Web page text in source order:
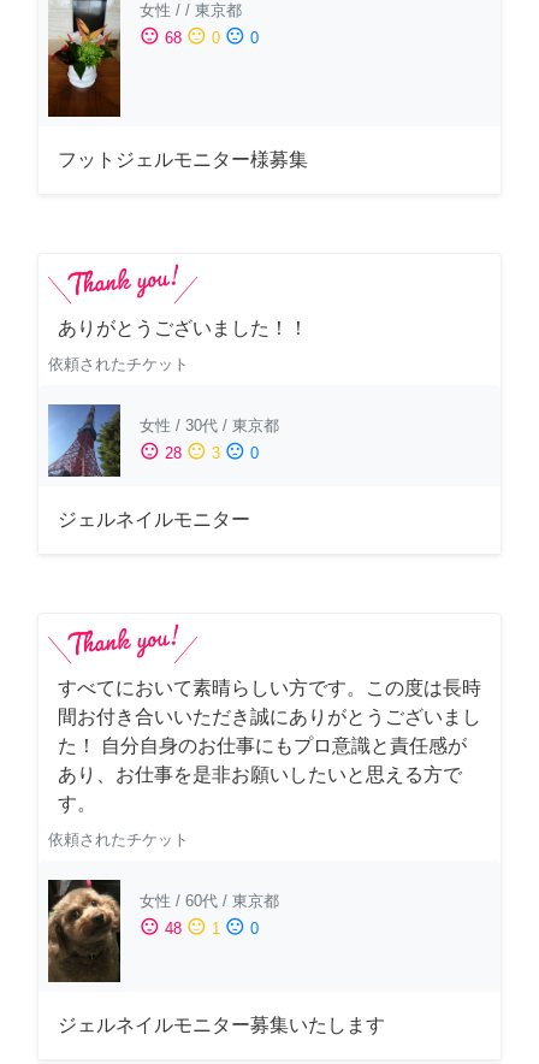
女性 / / 東京都
sentiment_satisfied 68 sentiment_neutral 0 sentiment_dissatisfied 0
フットジェルモニター様募集
ありがとうございました！！
依頼されたチケット
女性 / 30代 / 東京都
sentiment_satisfied 28 sentiment_neutral 3 sentiment_dissatisfied 0
ジェルネイルモニター
すべてにおいて素晴らしい方です。この度は長時
間お付き合いいただき誠にありがとうございまし
た！ 自分自身のお仕事にもプロ意識と責任感が
あり、お仕事を是非お願いしたいと思える方で
す。
依頼されたチケット
女性 / 60代 / 東京都
sentiment_satisfied 48 sentiment_neutral 1 sentiment_dissatisfied 0
ジェルネイルモニター募集いたします